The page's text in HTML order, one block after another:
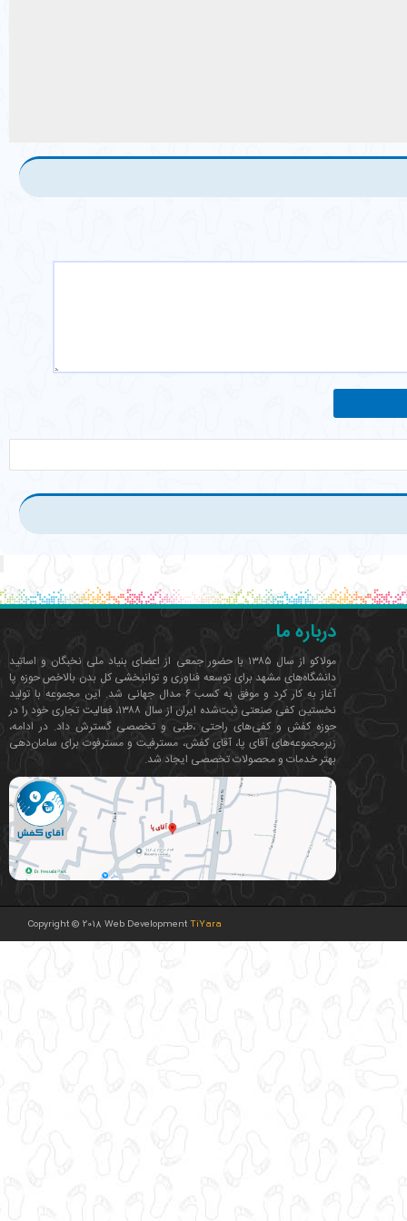
درباره ما
مولاکو از سال ۱۳۸۵ با حضور جمعی از اعضای بنیاد ملی نخبگان و اساتید
دانشگاه‌های مشهد برای توسعه فناوری‌ و توانبخشی کل بدن بالاخص حوزه پا
آغاز به کار کرد و موفق به کسب ۶ مدال جهانی شد. این مجموعه با تولید
نخستین کفی صنعتی ثبت‌شده ایران از سال ۱۳۸۸، فعالیت تجاری خود را در
حوزه کفش و کفی‌های راحتی ،طبی و تخصصی گسترش داد. در ادامه،
زیرمجموعه‌های آقای پا، آقای کفش، مسترفیت و مسترفوت برای سامان‌دهی
بهتر خدمات و محصولات تخصصی ایجاد شد.
Copyright © 2018 Web DevelopmentTiYara